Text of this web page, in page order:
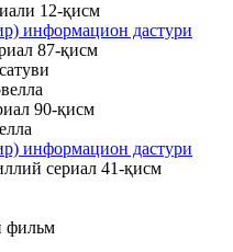
12-қисм
информацион дастури
87-қисм
90-қисм
информацион дастури
сериал 41-қисм
фильм